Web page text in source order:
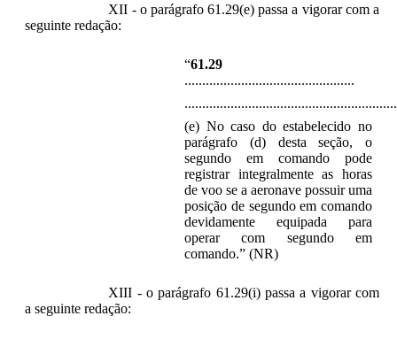
XII - o parágrafo 61.29(e) passa a vigorar com a
seguinte redação:
“61.29
................................................
............................................................
(e) No caso do estabelecido no
parágrafo (d) desta seção, o
segundo em comando pode
registrar integralmente as horas
de voo se a aeronave possuir uma
posição de segundo em comando
devidamente equipada para
operar com segundo em
comando.” (NR)
XIII - o parágrafo 61.29(i) passa a vigorar com
a seguinte redação: